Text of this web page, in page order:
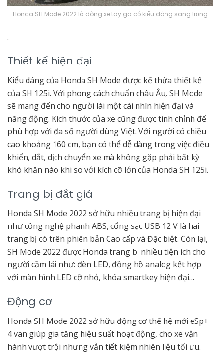
Honda SH Mode 2022 là dòng xe tay ga có kiểu dáng sang trọng
.
Thiết kế hiện đại
Kiểu dáng của Honda SH Mode được kế thừa thiết kế
của SH 125i. Với phong cách chuẩn châu Âu, SH Mode
sẽ mang đến cho người lái một cái nhìn hiện đại và
năng động. Kích thước của xe cũng được tinh chỉnh để
phù hợp với đa số người dùng Việt. Với người có chiều
cao khoảng 160 cm, bạn có thể dễ dàng trong việc điều
khiển, dắt, dịch chuyển xe mà không gặp phải bất kỳ
khó khăn nào khi so với kích cỡ lớn của Honda SH 125i.
Trang bị đắt giá
Honda SH Mode 2022 sở hữu nhiều trang bị hiện đại
như công nghệ phanh ABS, cổng sạc USB 12 V là hai
trang bị có trên phiên bản Cao cấp và Đặc biệt. Còn lại,
SH Mode 2022 được Honda trang bị nhiều tiện ích cho
người cầm lái như: đèn LED, đồng hồ analog kết hợp
với màn hình LED cỡ nhỏ, khóa smartkey hiện đại…
Động cơ
Honda SH Mode 2022 sở hữu động cơ thế hệ mới eSp+
4 van giúp gia tăng hiệu suất hoạt động, cho xe vận
hành vượt trội nhưng vẫn tiết kiệm nhiên liệu tối ưu.